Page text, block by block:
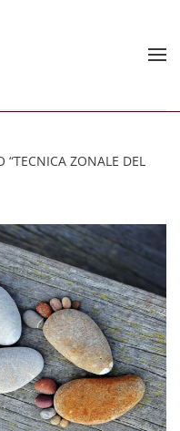
“TECNICA ZONALE DEL